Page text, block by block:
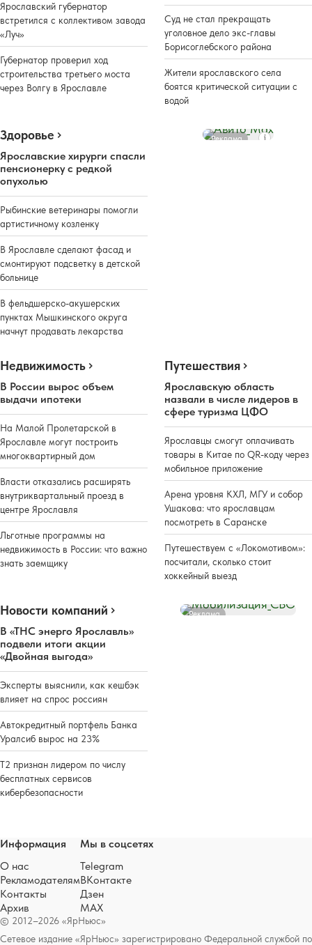
Ярославский губернатор
встретился с коллективом завода
«Луч»
Губернатор проверил ход
строительства третьего моста
через Волгу в Ярославле
Суд не стал прекращать
уголовное дело экс-главы
Борисоглебского района
Жители ярославского села
боятся критической ситуации с
водой
Здоровье
Ярославские хирурги спасли
пенсионерку с редкой
опухолью
Рыбинские ветеринары помогли
артистичному козленку
В Ярославле сделают фасад и
смонтируют подсветку в детской
больнице
В фельдшерско-акушерских
пунктах Мышкинского округа
начнут продавать лекарства
Реклама
Недвижимость
В России вырос объем
выдачи ипотеки
На Малой Пролетарской в
Ярославле могут построить
многоквартирный дом
Власти отказались расширять
внутриквартальный проезд в
центре Ярославля
Льготные программы на
недвижимость в России: что важно
знать заемщику
Путешествия
Ярославскую область
назвали в числе лидеров в
сфере туризма ЦФО
Ярославцы смогут оплачивать
товары в Китае по QR-коду через
мобильное приложение
Арена уровня КХЛ, МГУ и собор
Ушакова: что ярославцам
посмотреть в Саранске
Путешествуем с «Локомотивом»:
посчитали, сколько стоит
хоккейный выезд
Новости компаний
В «ТНС энерго Ярославль»
подвели итоги акции
«Двойная выгода»
Эксперты выяснили, как кешбэк
влияет на спрос россиян
Автокредитный портфель Банка
Уралсиб вырос на 23%
Т2 признан лидером по числу
бесплатных сервисов
кибербезопасности
Реклама
© 2012–2026 «ЯрНьюс»
Сетевое издание «ЯрНьюс» зарегистрировано Федеральной службой по
Информация
О нас
Рекламодателям
Контакты
Архив
Мы в соцсетях
Telegram
ВКонтакте
Дзен
MAX